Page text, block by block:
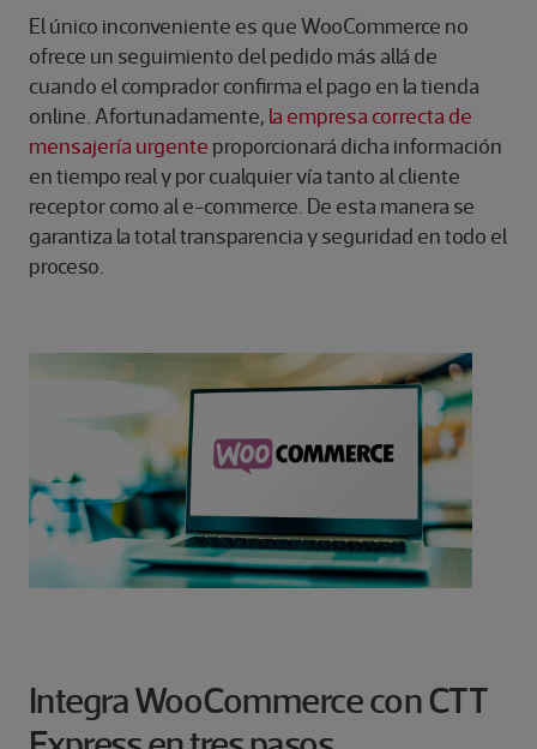
El único inconveniente es que WooCommerce no
ofrece un seguimiento del pedido más allá de
cuando el comprador confirma el pago en la tienda
online. Afortunadamente, la empresa correcta de
mensajería urgente proporcionará dicha información
en tiempo real y por cualquier vía tanto al cliente
receptor como al e-commerce. De esta manera se
garantiza la total transparencia y seguridad en todo el
proceso.
Integra WooCommerce con CTT